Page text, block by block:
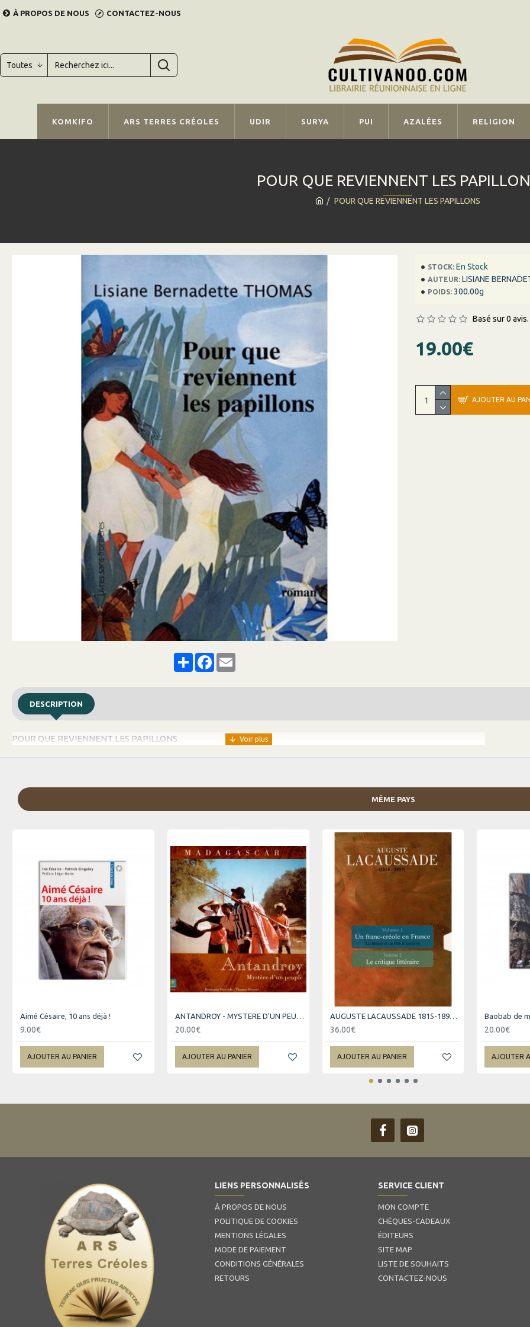
À PROPOS DE NOUS CONTACTEZ-NOUS
Toutes
KOMKIFO ARS TERRES CRÉOLES UDIR SURYA PUI AZALÉES RELIGION
POUR QUE REVIENNENT LES PAPILLONS
POUR QUE REVIENNENT LES
ShareFacebook
Email
STOCK: En Stock
AUTEUR: LISIANE
POIDS: 300.00g
Basé sur 0 avis.
19.00€
AJOUTER AU
DESCRIPTION
POUR QUE REVIENNENT LES PAPILLONS
MÊME PAYS
Aimé Césaire, 10 ans déjà !
9.00€
AJOUTER AU PANIER
ANTANDROY - MYSTERE D'UN PEUPLE
20.00€
AJOUTER AU PANIER
AUGUSTE LACAUSSADE 1815-1897 - COFFRET VOLUME 1 ET 2
36.00€
AJOUTER AU PANIER
20.00€
AJOUTER
LIENS PERSONNALISÉS
À PROPOS DE NOUS
POLITIQUE DE COOKIES
MENTIONS LÉGALES
MODE DE PAIEMENT
CONDITIONS GÉNÉRALES
RETOURS
SERVICE CLIENT
MON COMPTE
CHÈQUES-CADEAUX
ÉDITEURS
SITE MAP
LISTE DE SOUHAITS
CONTACTEZ-NOUS